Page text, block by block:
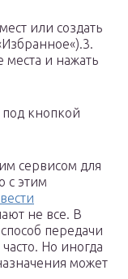
или создать
места и нажать
под кнопкой
сервисом для
с этим
не все. В
передачи
Но иногда
может